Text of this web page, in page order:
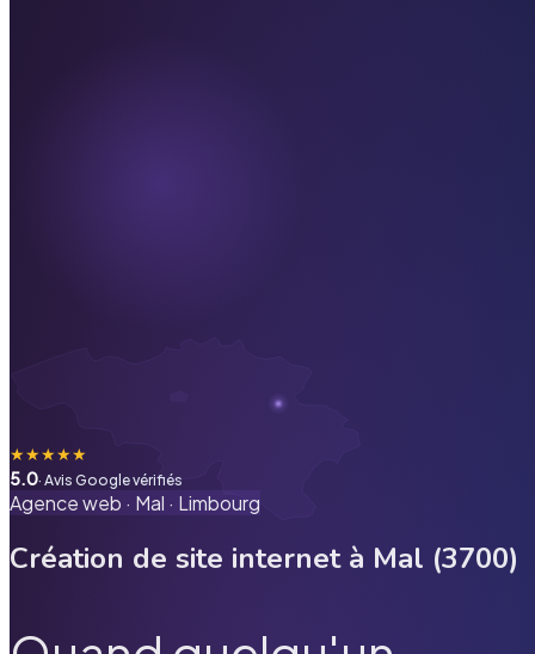
★★★★★
5.0· Avis Google vérifiés
Agence web · Mal · Limbourg
Création de site internet à Mal (3700)